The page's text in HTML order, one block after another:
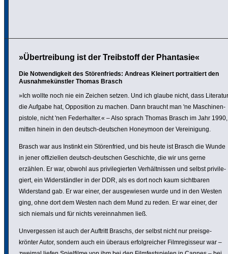
»Übertreibung ist der Treibstoff der Phantasie«
Die Notwendigkeit des Störenfrieds: Andreas Kleinert portraitiert den
Ausnahmekünstler Thomas Brasch
»Ich wollte noch nie ein Zeichen setzen. Und ich glaube nicht, dass Literatur
die Aufgabe hat, Oppo­si­tion zu machen. Dann braucht man 'ne Maschi­nen­
pis­tole, nicht 'nen Feder­halter.« – Also sprach Thomas Brasch im Jahr 1990,
mitten hinein in den deutsch-deutschen Honeymoon der Verei­ni­gung.
Brasch war aus Instinkt ein Stören­fried, und bis heute ist Brasch die Wunde
in jener offi­zi­ellen deutsch-deutschen Geschichte, die wir uns gerne
erzählen. Er war, obwohl aus privi­le­gierten Verhält­nissen und selbst privi­le­
giert, ein Wider­ständler in der DDR, als es dort noch kaum sicht­baren
Wider­stand gab. Er war einer, der ausge­wiesen wurde und in den Westen
ging, ohne dort dem Westen nach dem Mund zu reden. Er war einer, der
sich niemals und für nichts verein­nahmen ließ.
Unver­gessen ist auch der Auftritt Braschs, der selbst nicht nur preis­ge­
krönter Autor, sondern auch ein überaus erfolg­rei­cher Film­re­gis­seur war –